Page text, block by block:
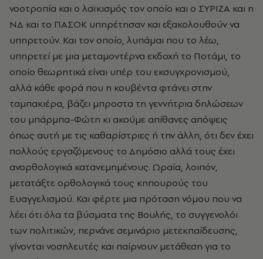
νοοτροπία και ο λαϊκισμός τον οποίο και ο ΣΥΡΙΖΑ και η
ΝΔ και το ΠΑΣΟΚ υπηρέτησαν και εξακολουθούν να
υπηρετούν. Και τον οποίο, λυπάμαι που το λέω,
υπηρετεί με μια μεταμοντέρνα εκδοχή το Ποτάμι, το
οποίο θεωρητικά είναι υπέρ του εκσυγχρονισμού,
αλλά κάθε φορά που η κουβέντα φτάνει στην
ταμπακιέρα, βάζει μπροστα τη γεννήτρια δηλώσεων
του μπάρμπα-Φώτη κι ακούμε απίθανες απόψεις
όπως αυτή με τις καθαρίστριες ή την άλλη, ότι δεν έχει
πολλούς εργαζόμενους το Δημόσιο αλλά τους έχει
ανορθολογικά κατανεμημένους. Ωραία, λοιπόν,
μετατάξτε ορθολογικά τους κηπουρούς του
Ευαγγελισμού. Και φέρτε μια πρόταση νόμου που να
λέει ότι όλα τα βύσματα της Βουλής, το συγγενολόι
των πολιτικών, περνάνε σεμινάριο μετεκπαίδευσης,
γίνονται νοσηλευτές και παίρνουν μετάθεση για το